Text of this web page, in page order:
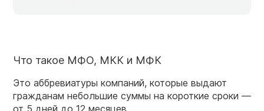
Что такое МФО, МКК и МФК
Это аббревиатуры компаний, которые выдают
гражданам небольшие суммы на короткие сроки —
от 5 дней до 12 месяцев.